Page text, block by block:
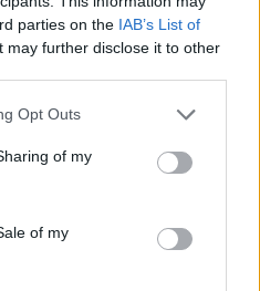
parties on the IAB’s List of
may further disclose it to other
Opt Outs
of my
of my